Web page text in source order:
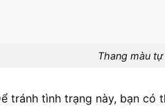
Thang màu
tránh tình trạng này, bạn